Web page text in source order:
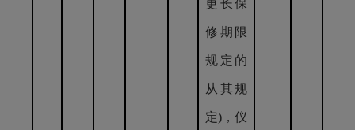
更长保
修期限
规定的
从其规
定)，仪